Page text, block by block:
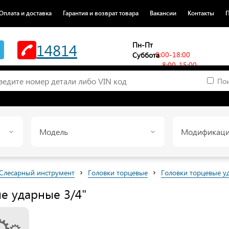
и доставка Гарантия и возврат товара Вакансии Контакты
14814
Пн-Пт
8:00-18:00
Суббота
8:00-15:00
Модель
инструмент › Головки торцевые › Головки торцевые
ударные 3/4"